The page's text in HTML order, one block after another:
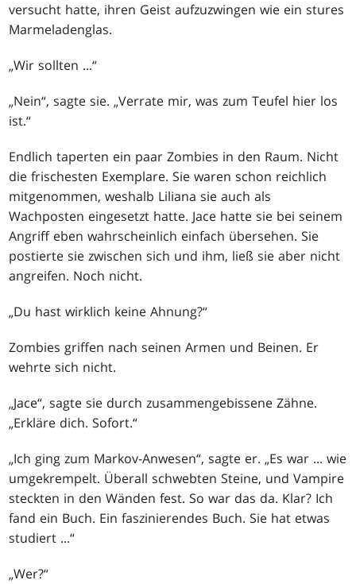
versucht hatte, ihren Geist aufzuzwingen wie ein stures
Marmeladenglas.
„Wir sollten ...“
„Nein“, sagte sie. „Verrate mir, was zum Teufel hier los
ist.“
Endlich taperten ein paar Zombies in den Raum. Nicht
die frischesten Exemplare. Sie waren schon reichlich
mitgenommen, weshalb Liliana sie auch als
Wachposten eingesetzt hatte. Jace hatte sie bei seinem
Angriff eben wahrscheinlich einfach übersehen. Sie
postierte sie zwischen sich und ihm, ließ sie aber nicht
angreifen. Noch nicht.
„Du hast wirklich keine Ahnung?“
Zombies griffen nach seinen Armen und Beinen. Er
wehrte sich nicht.
„Jace“, sagte sie durch zusammengebissene Zähne.
„Erkläre dich. Sofort.“
„Ich ging zum Markov-Anwesen“, sagte er. „Es war ... wie
umgekrempelt. Überall schwebten Steine, und Vampire
steckten in den Wänden fest. So war das da. Klar? Ich
fand ein Buch. Ein faszinierendes Buch. Sie hat etwas
studiert ...“
„Wer?“